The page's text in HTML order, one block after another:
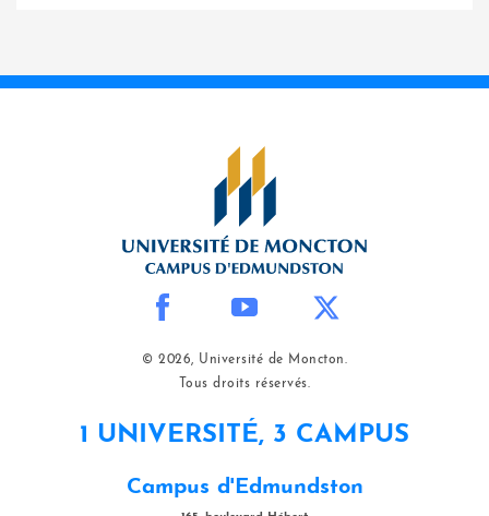
© 2026, Université de Moncton.
Tous droits réservés.
1 UNIVERSITÉ, 3 CAMPUS
Campus d'Edmundston